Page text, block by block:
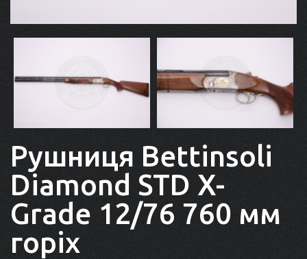
Рушниця Bettinsoli
Diamond STD X-
Grade 12/76 760 мм
горіх